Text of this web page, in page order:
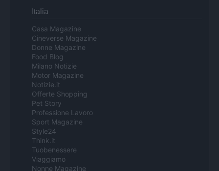
Italia
Casa Magazine
Cineverse Magazine
Donne Magazine
Food Blog
Milano Notizie
Motor Magazine
Notizie.it
Offerte Shopping
Pet Story
Professione Lavoro
Sport Magazine
Style24
Think.it
Tuobenessere
Viaggiamo
Nonne Magazine